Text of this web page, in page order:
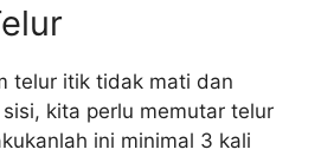
telur itik tidak mati dan
kita perlu memutar telur
ini minimal 3 kali